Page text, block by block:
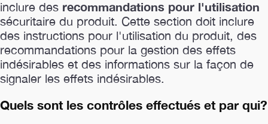
inclure des recommandations pour l'utilisation
sécuritaire du produit. Cette section doit inclure
des instructions pour l'utilisation du produit, des
recommandations pour la gestion des effets
indésirables et des informations sur la façon de
signaler les effets indésirables.
Quels sont les contrôles effectués et par qui?